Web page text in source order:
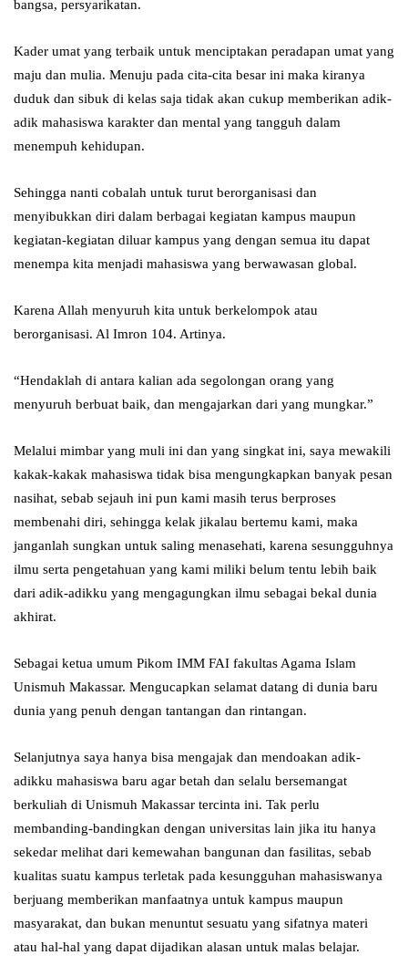
bangsa, persyarikatan.
Kader umat yang terbaik untuk menciptakan peradapan umat yang
maju dan mulia. Menuju pada cita-cita besar ini maka kiranya
duduk dan sibuk di kelas saja tidak akan cukup memberikan adik-
adik mahasiswa karakter dan mental yang tangguh dalam
menempuh kehidupan.
Sehingga nanti cobalah untuk turut berorganisasi dan
menyibukkan diri dalam berbagai kegiatan kampus maupun
kegiatan-kegiatan diluar kampus yang dengan semua itu dapat
menempa kita menjadi mahasiswa yang berwawasan global.
Karena Allah menyuruh kita untuk berkelompok atau
berorganisasi. Al Imron 104. Artinya.
“Hendaklah di antara kalian ada segolongan orang yang
menyuruh berbuat baik, dan mengajarkan dari yang mungkar.”
Melalui mimbar yang muli ini dan yang singkat ini, saya mewakili
kakak-kakak mahasiswa tidak bisa mengungkapkan banyak pesan
nasihat, sebab sejauh ini pun kami masih terus berproses
membenahi diri, sehingga kelak jikalau bertemu kami, maka
janganlah sungkan untuk saling menasehati, karena sesungguhnya
ilmu serta pengetahuan yang kami miliki belum tentu lebih baik
dari adik-adikku yang mengagungkan ilmu sebagai bekal dunia
akhirat.
Sebagai ketua umum Pikom IMM FAI fakultas Agama Islam
Unismuh Makassar. Mengucapkan selamat datang di dunia baru
dunia yang penuh dengan tantangan dan rintangan.
Selanjutnya saya hanya bisa mengajak dan mendoakan adik-
adikku mahasiswa baru agar betah dan selalu bersemangat
berkuliah di Unismuh Makassar tercinta ini. Tak perlu
membanding-bandingkan dengan universitas lain jika itu hanya
sekedar melihat dari kemewahan bangunan dan fasilitas, sebab
kualitas suatu kampus terletak pada kesungguhan mahasiswanya
berjuang memberikan manfaatnya untuk kampus maupun
masyarakat, dan bukan menuntut sesuatu yang sifatnya materi
atau hal-hal yang dapat dijadikan alasan untuk malas belajar.